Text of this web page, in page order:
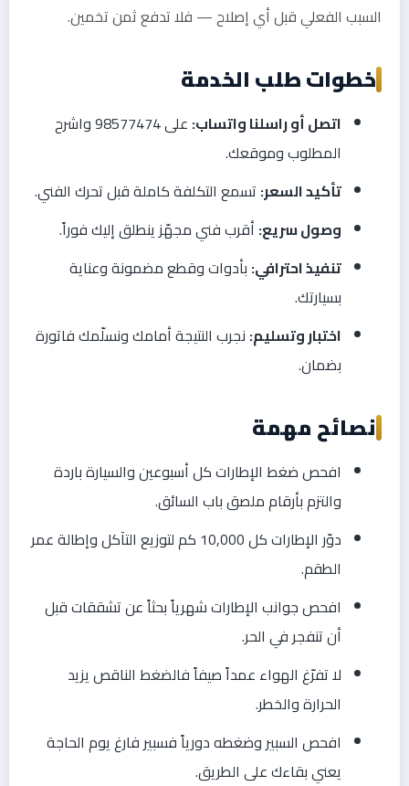
السبب الفعلي قبل أي إصلاح — فلا تدفع ثمن تخمين.
خطوات طلب الخدمة
اتصل أو راسلنا واتساب:
على 98577474 واشرح
المطلوب وموقعك.
تأكيد السعر: تسمع التكلفة كاملة قبل تحرك الفني.
وصول سريع: أقرب فني مجهّز ينطلق إليك فوراً.
تنفيذ احترافي: بأدوات وقطع مضمونة وعناية
بسيارتك.
اختبار وتسليم: نجرب النتيجة أمامك ونسلّمك فاتورة
بضمان.
نصائح مهمة
افحص ضغط الإطارات كل أسبوعين والسيارة باردة
والتزم بأرقام ملصق باب السائق.
دوّر الإطارات كل 10,000 كم لتوزيع التآكل وإطالة عمر
الطقم.
افحص جوانب الإطارات شهرياً بحثاً عن تشققات قبل
أن تنفجر في الحر.
لا تفرّغ الهواء عمداً صيفاً فالضغط الناقص يزيد
الحرارة والخطر.
افحص السبير وضغطه دورياً فسبير فارغ يوم الحاجة
يعني بقاءك على الطريق.